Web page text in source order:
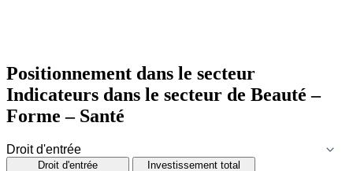
Positionnement dans le secteur
Indicateurs dans le secteur de Beauté –
Forme – Santé
Droit d'entrée Investissement total